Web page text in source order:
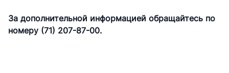
За дополнительной информацией обращайтесь по
номеру (71) 207-87-00.